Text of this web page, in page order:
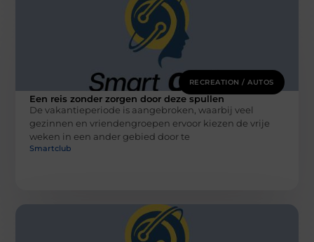
RECREATION / AUTOS
Een reis zonder zorgen door deze spullen
De vakantieperiode is aangebroken, waarbij veel
gezinnen en vriendengroepen ervoor kiezen de vrije
weken in een ander gebied door te
Smartclub